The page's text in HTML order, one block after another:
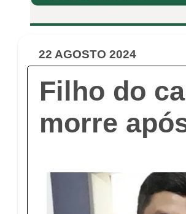
22 AGOSTO 2024
Filho do
morre